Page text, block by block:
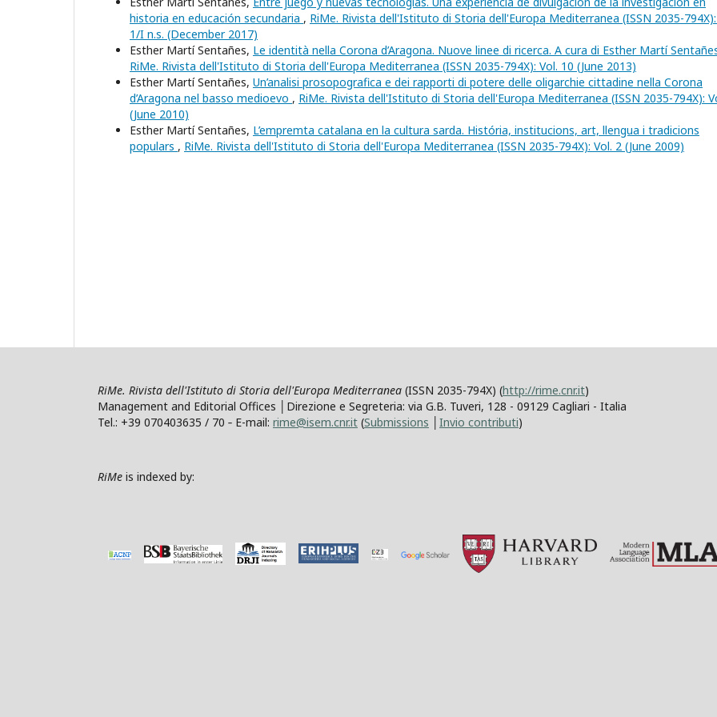
historia en educación secundaria , RiMe. Rivista dell'Istituto di Storia dell'Europa Mediterranea (ISSN 2035-794X):
1/I n.s. (December 2017)
Esther Martí Sentañes, Le identità nella Corona d’Aragona. Nuove linee di ricerca. A cura di Esther Martí
RiMe. Rivista dell'Istituto di Storia dell'Europa Mediterranea (ISSN 2035-794X): Vol. 10 (June 2013)
Esther Martí Sentañes, Un’analisi prosopografica e dei rapporti di potere delle oligarchie cittadine nella Corona
d’Aragona nel basso medioevo , RiMe. Rivista dell'Istituto di Storia dell'Europa Mediterranea (ISSN 2035-794X):
(June 2010)
Esther Martí Sentañes, L’empremta catalana en la cultura sarda. História, institucions, art, llengua i tradicions
populars , RiMe. Rivista dell'Istituto di Storia dell'Europa Mediterranea (ISSN 2035-794X): Vol. 2 (June 2009)
RiMe. Rivista dell'Istituto di Storia dell'Europa Mediterranea (ISSN 2035-794X) (http://rime.cnr.it)
Management and Editorial Offices │Direzione e Segreteria: via G.B. Tuveri, 128 - 09129 Cagliari - Italia
Tel.: +39 070403635 / 70 ‐ E-mail: rime@isem.cnr.it (Submissions Invio contributi)
RiMe is indexed by: